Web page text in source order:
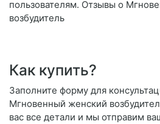
пользователям. Отзывы о
возбудитель
Как купить?
Заполните форму для
Мгновенный женский
вас все детали и мы отправим